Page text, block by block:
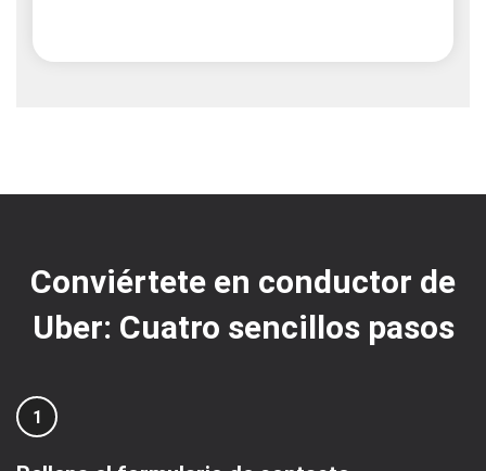
Conviértete en conductor de
Uber: Cuatro sencillos pasos
1